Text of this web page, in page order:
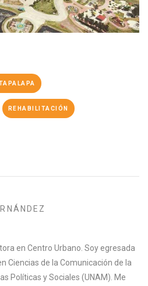
REHABILITACIÓN
en Centro Urbano. Soy egresada
Ciencias de la Comunicación de la
Políticas y Sociales (UNAM). Me